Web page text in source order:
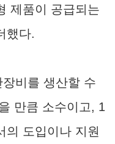
제품이 공급되는
했다.
비를 생산할 수
만큼 소수이고, 1
의 도입이나 지원